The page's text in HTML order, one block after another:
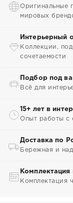
Оригинальные
мировых
Интерьерный
Коллекции,
сочетаемости
Подбор под
Всё для
15+ лет в
Опыт работы с
Доставка по
Бережная и
Комплектация
Комплектация